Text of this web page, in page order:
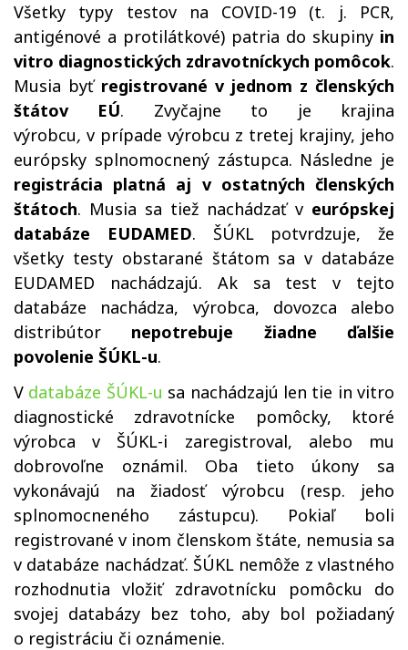
Všetky typy testov na COVID-19 (t. j. PCR,
antigénové a protilátkové) patria do skupiny in
vitro diagnostických zdravotníckych pomôcok.
Musia byť registrované v jednom z členských
štátov EÚ. Zvyčajne to je krajina
výrobcu, v prípade výrobcu z tretej krajiny, jeho
európsky splnomocnený zástupca. Následne je
registrácia platná aj v ostatných členských
štátoch. Musia sa tiež nachádzať v európskej
databáze EUDAMED. ŠÚKL potvrdzuje, že
všetky testy obstarané štátom sa v databáze
EUDAMED nachádzajú. Ak sa test v tejto
databáze nachádza, výrobca, dovozca alebo
distribútor nepotrebuje žiadne ďalšie
povolenie ŠÚKL-u.
V databáze ŠÚKL-u sa nachádzajú len tie in vitro
diagnostické zdravotnícke pomôcky, ktoré
výrobca v ŠÚKL-i zaregistroval, alebo mu
dobrovoľne oznámil. Oba tieto úkony sa
vykonávajú na žiadosť výrobcu (resp. jeho
splnomocneného zástupcu). Pokiaľ boli
registrované v inom členskom štáte, nemusia sa
v databáze nachádzať. ŠÚKL nemôže z vlastného
rozhodnutia vložiť zdravotnícku pomôcku do
svojej databázy bez toho, aby bol požiadaný
o registráciu či oznámenie.